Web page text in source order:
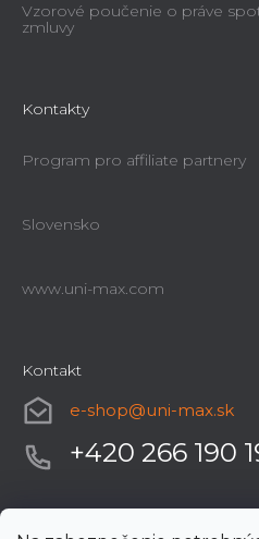
Vzorové poučenie o práve
zmluvy
Kontakty
Program pro affiliate partnery
Slovensko
www.uni-max.com
Kontakt
e-shop@uni-max.sk
+420 266 190